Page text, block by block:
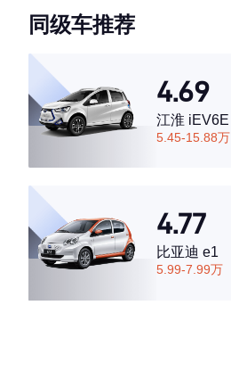
·空间表现较为优秀，优于75%同级车
同级车推荐
4.69
江淮 iEV6E
5.45-15.88万
4.77
比亚迪 e1
5.99-7.99万